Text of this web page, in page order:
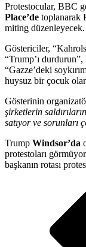
Protestocular, BBC
Place’de toplanarak
miting düzenleyecek.
Göstericiler,
“Trump’ı
“Gazze’deki
huysuz bir çocuk
Gösterinin
şirketlerin
satıyor ve sorunları
Trump Windsor’da
protestoları
başkanın rotası